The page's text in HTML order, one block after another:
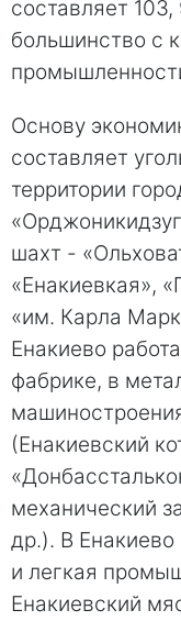
составляет
большинство с
Основу
составляет
территории
шахт -
«Енакиевкая»,
«им. Карла
Енакиево
фабрике, в
(Енакиевский
механический
др.). В
и легкая
Енакиевский